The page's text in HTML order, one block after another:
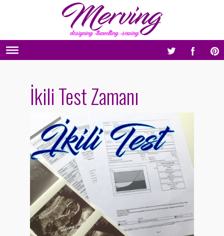
İkili Test Zamanı